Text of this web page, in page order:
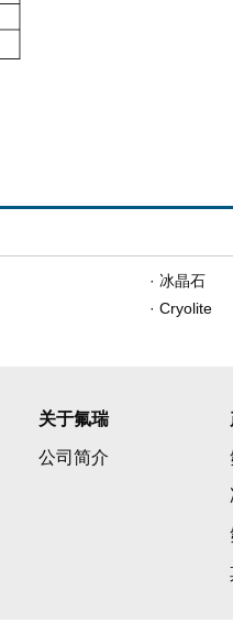
· 冰晶石
· Cryolite
关于氟瑞
公司简介